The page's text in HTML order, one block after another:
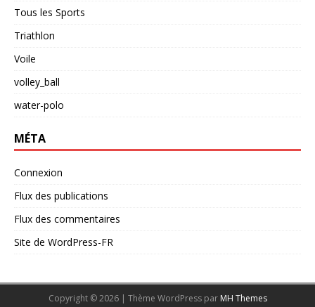
Tous les Sports
Triathlon
Voile
volley_ball
water-polo
MÉTA
Connexion
Flux des publications
Flux des commentaires
Site de WordPress-FR
Copyright © 2026 | Thème WordPress par MH Themes